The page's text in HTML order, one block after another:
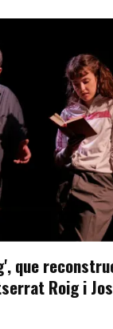
que
Roig i